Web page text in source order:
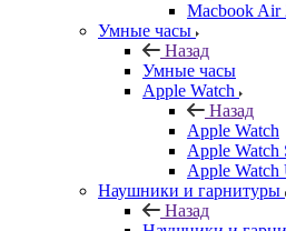
Macbook Air
Умные часы
Назад
Умные часы
Apple Watch
Назад
Apple Watch
Apple Watch
Apple Watch
Наушники и гарнитуры
Назад